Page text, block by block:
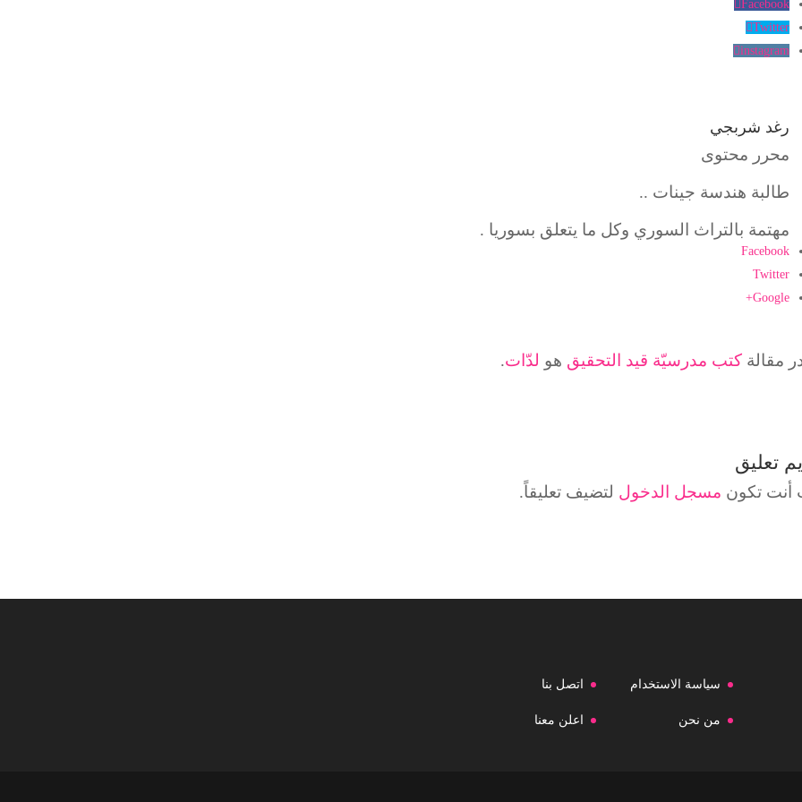
Facebook
Twitter
instagram
رغد شربجي
محرر محتوى
طالبة هندسة جينات ..
مهتمة بالتراث السوري وكل ما يتعلق بسوريا .
مقالة كتب مدرسيّة قيد التحقيق هو لدّات.
تعليق
أنت تكون مسجل الدخول لتضيف تعليقاً.
سياسة الاستخدام اتصل بنا
من نحن اعلن معنا